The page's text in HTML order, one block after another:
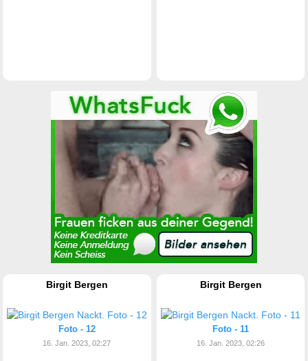
Birgit Bergen
Foto - 12
16. Jan. 2023, 02:27
Birgit Bergen
Foto - 11
16. Jan. 2023, 02:26